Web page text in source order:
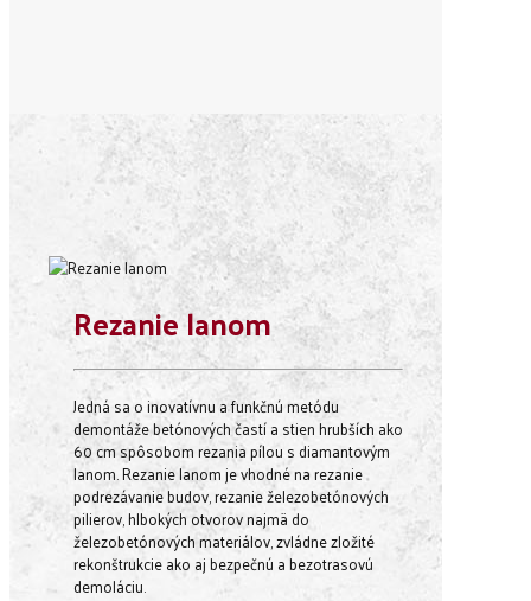
Rezanie lanom
Jedná sa o inovatívnu a funkčnú metódu
demontáže betónových častí a stien hrubších ako
60 cm spôsobom rezania pílou s diamantovým
lanom. Rezanie lanom je vhodné na rezanie
podrezávanie budov, rezanie železobetónových
pilierov, hlbokých otvorov najmä do
železobetónových materiálov, zvládne zložité
rekonštrukcie ako aj bezpečnú a bezotrasovú
demoláciu.